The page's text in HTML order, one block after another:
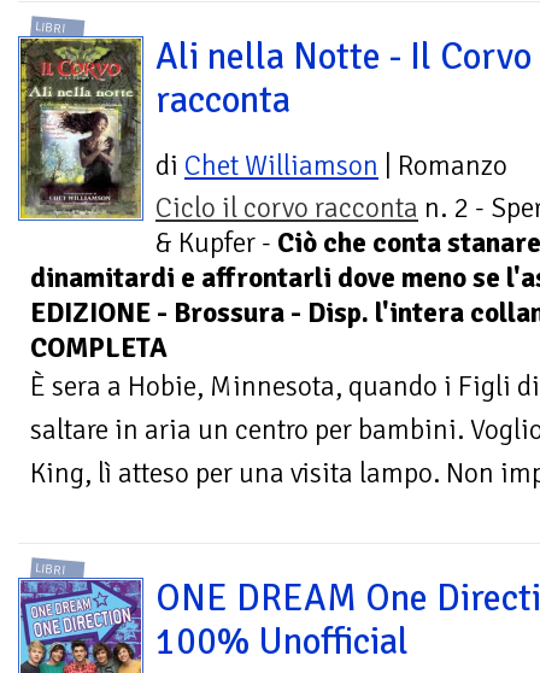
LIBRI
Ali nella Notte - Il Corvo
racconta
di Chet Williamson | Romanzo
Ciclo il corvo racconta n. 2 -
& Kupfer - Ciò che conta
dinamitardi e affrontarli dove meno se
EDIZIONE - Brossura - Disp. l'intera
COMPLETA
È sera a Hobie, Minnesota, quando i Figli
saltare in aria un centro per bambini.
King, lì atteso per una visita lampo. Non
LIBRI
ONE DREAM One
100% Unofficial